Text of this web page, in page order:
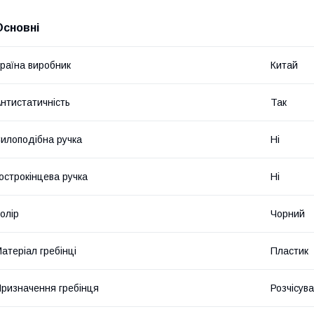
виробник Китай
Так
ручка Ні
ручка Ні
Чорний
гребінці Пластик
гребінця